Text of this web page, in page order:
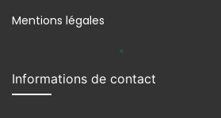
Mentions légales
Informations de contact